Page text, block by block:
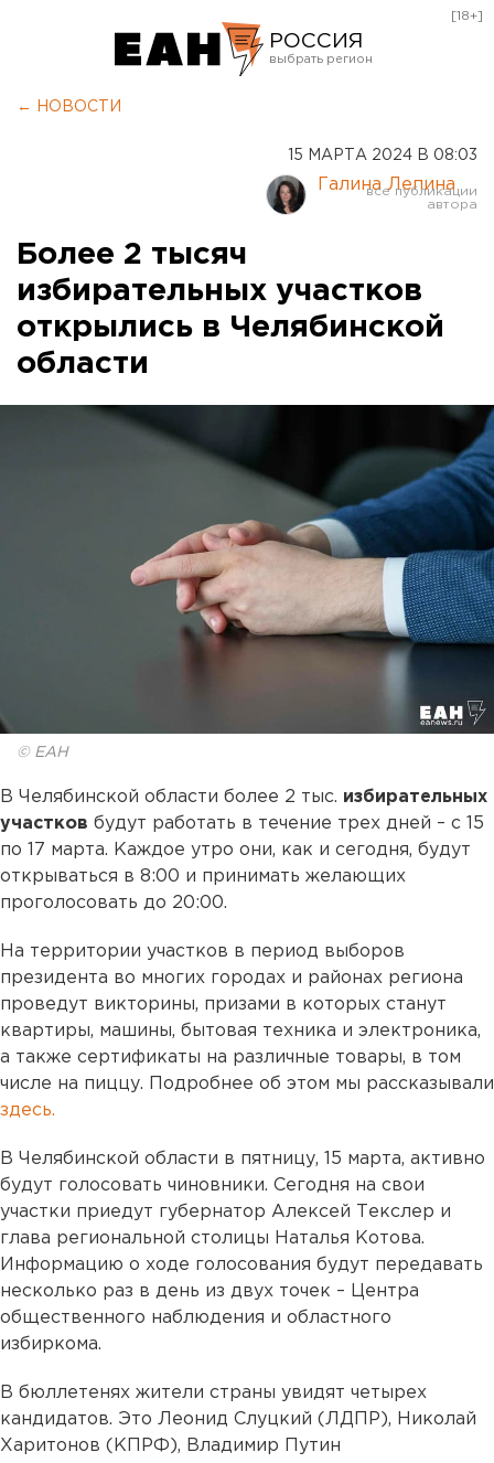
РОССИЯ
Курган
Оренбург
[18+]
← НОВОСТИ
15 МАРТА 2024 В 08:03
Галина Лепина
Более 2 тысяч
избирательных участков
открылись в Челябинской
области
© ЕАН
В Челябинской области более 2 тыс. избирательных
участков будут работать в течение трех дней – с 15
по 17 марта. Каждое утро они, как и сегодня, будут
открываться в 8:00 и принимать желающих
проголосовать до 20:00.
На территории участков в период выборов
президента во многих городах и районах региона
проведут викторины, призами в которых станут
квартиры, машины, бытовая техника и электроника,
а также сертификаты на различные товары, в том
числе на пиццу. Подробнее об этом мы рассказывали
здесь.
В Челябинской области в пятницу, 15 марта, активно
будут голосовать чиновники. Сегодня на свои
участки приедут губернатор Алексей Текслер и
глава региональной столицы Наталья Котова.
Информацию о ходе голосования будут передавать
несколько раз в день из двух точек – Центра
общественного наблюдения и областного
избиркома.
В бюллетенях жители страны увидят четырех
кандидатов. Это Леонид Слуцкий (ЛДПР), Николай
Харитонов (КПРФ), Владимир Путин